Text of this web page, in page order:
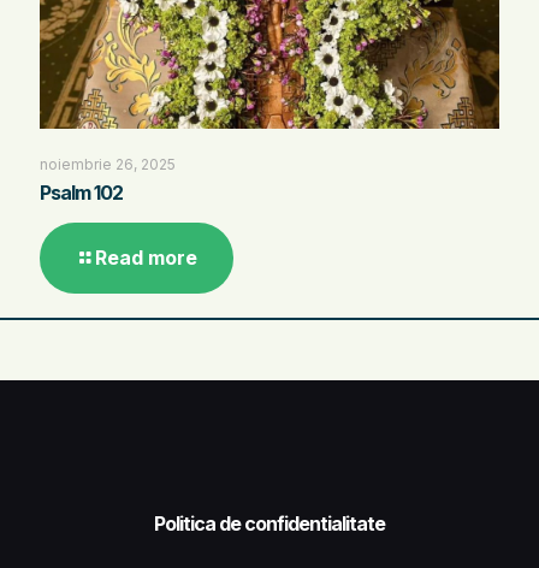
noiembrie 26, 2025
Psalm 102
Read more
Politica de confidentialitate